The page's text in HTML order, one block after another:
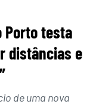
Porto testa
distâncias e
de uma nova